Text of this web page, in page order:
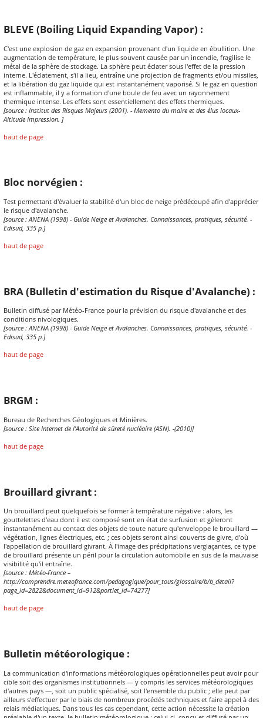
BLEVE (Boiling Liquid Expanding Vapor) :
C'est une explosion de gaz en expansion provenant d'un liquide en ébullition. Une
augmentation de température, le plus souvent causée par un incendie, fragilise le
métal de la sphère de stockage. La sphère peut éclater sous l'effet de la pression
interne. L'éclatement, s'il a lieu, entraîne une projection de fragments et/ou missiles,
et la libération du gaz liquide qui est instantanément vaporisé. Si le gaz en question
est inflammable, il y a formation d'une boule de feu avec un rayonnement
thermique intense. Les effets sont essentiellement des effets thermiques.
[source : Institut des Risques Majeurs (2001). - Memento du maire et des élus locaux-
Altitude Impression. ]
haut de page
Bloc norvégien :
Test permettant d'évaluer la stabilité d'un bloc de neige prédécoupé afin d'apprécier
le risque d'avalanche.
[source : ANENA (1998) - Guide Neige et Avalanches. Connaissances, pratiques, sécurité. -
Edisud, 335 p.]
haut de page
BRA (Bulletin d'estimation du Risque d'Avalanche) :
Bulletin diffusé par Météo-France pour la prévision du risque d'avalanche et des
conditions nivologiques.
[source : ANENA (1998) - Guide Neige et Avalanches. Connaissances, pratiques, sécurité. -
Edisud, 335 p.]
haut de page
BRGM :
Bureau de Recherches Géologiques et Minières.
[source : Site Internet de l'Autorité de sûreté nucléaire (ASN). -(2010)]
haut de page
Brouillard givrant :
Un brouillard peut quelquefois se former à température négative : alors, les
gouttelettes d'eau dont il est composé sont en état de surfusion et gèleront
instantanément au contact des objets de toute nature qu'enveloppe le brouillard —
végétation, lignes électriques, etc. ; ces objets seront ainsi couverts de givre, d'où
l'appellation de brouillard givrant. À l'image des précipitations verglaçantes, ce type
de brouillard présente un péril pour la circulation automobile en sus de la mauvaise
visibilité qu'il entraîne.
[source : Météo-France –
http://comprendre.meteofrance.com/pedagogique/pour_tous/glossaire/b/b_detail?
page_id=2822&document_id=912&portlet_id=74277]
haut de page
Bulletin météorologique :
La communication d'informations météorologiques opérationnelles peut avoir pour
cible soit des organismes institutionnels — y compris les services météorologiques
d'autres pays —, soit un public spécialisé, soit l'ensemble du public ; elle peut par
ailleurs s'effectuer par le biais de nombreux procédés techniques et faire appel à des
relais médiatiques. Dans tous les cas cependant, cette action nécessite la création